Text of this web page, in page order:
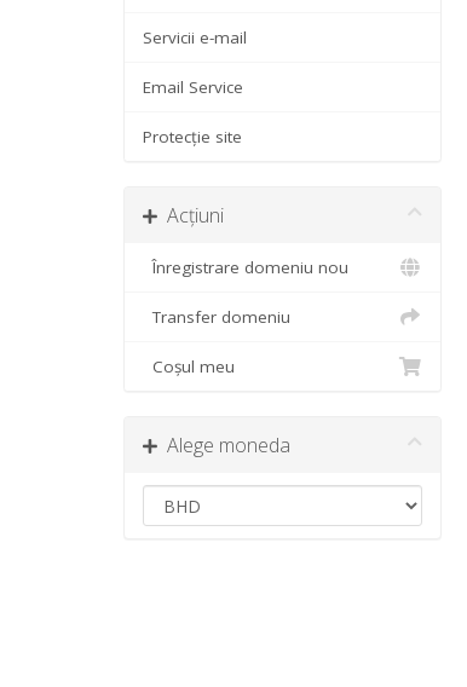
Servicii e-mail
Email Service
Protecție site
Acțiuni
Înregistrare domeniu nou
Transfer domeniu
Coșul meu
Alege moneda